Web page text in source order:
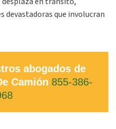
devastadoras que involucran
abogados de
Camión 855-386-